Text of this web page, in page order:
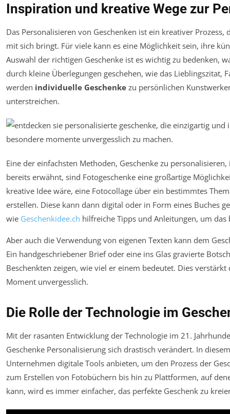
Inspiration und kreative Wege zur
Das Personalisieren von Geschenken ist ein kreativer
mit sich bringt. Für viele kann es eine Möglichkeit sein, ihre
Auswahl der richtigen Geschenke ist es wichtig zu bedenken,
durch kleine Überlegungen geschehen, wie das Lieblingszitat,
werden individuelle Geschenke zu persönlichen
unterstreichen.
Eine der einfachsten Methoden, Geschenke zu
bereits erwähnt, sind Fotogeschenke eine großartige
kreative Idee wäre, eine Fotocollage über ein bestimmtes
erstellen. Diese kann dann digital oder in Form eines Buches
wie Geschenkidee.ch hilfreiche Tipps und Anleitungen, um
Aber auch die Verwendung von eigenen Texten kann dem
Ein handgeschriebener Brief oder eine ins Glas gravierte
Beschenkten zeigen, wie viel er einem bedeutet. Dies
Moment unvergesslich.
Die Rolle der Technologie im
Mit der rasanten Entwicklung der Technologie im 21.
Geschenke Personalisierung sich drastisch verändert. In
Unternehmen digitale Tools anbieten, um den Prozess der
zum Erstellen von Fotobüchern bis hin zu Plattformen, auf
kann, wird es immer einfacher, das perfekte Geschenk zu